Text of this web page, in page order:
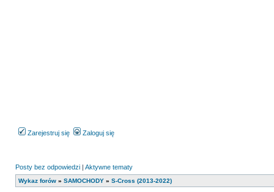
Zarejestruj się Zaloguj się
Posty bez odpowiedzi | Aktywne tematy
Wykaz forów » SAMOCHODY » S-Cross (2013-2022)